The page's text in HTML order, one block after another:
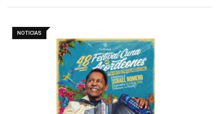
NOTICIAS
Barranquilla realizará el concierto ‘Capital de la
6 agosto, 2026